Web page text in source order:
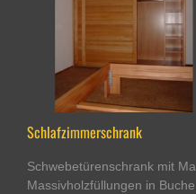
Schlafzimmerschrank
Schwebetürenschrank mit
Massivholzfüllungen in